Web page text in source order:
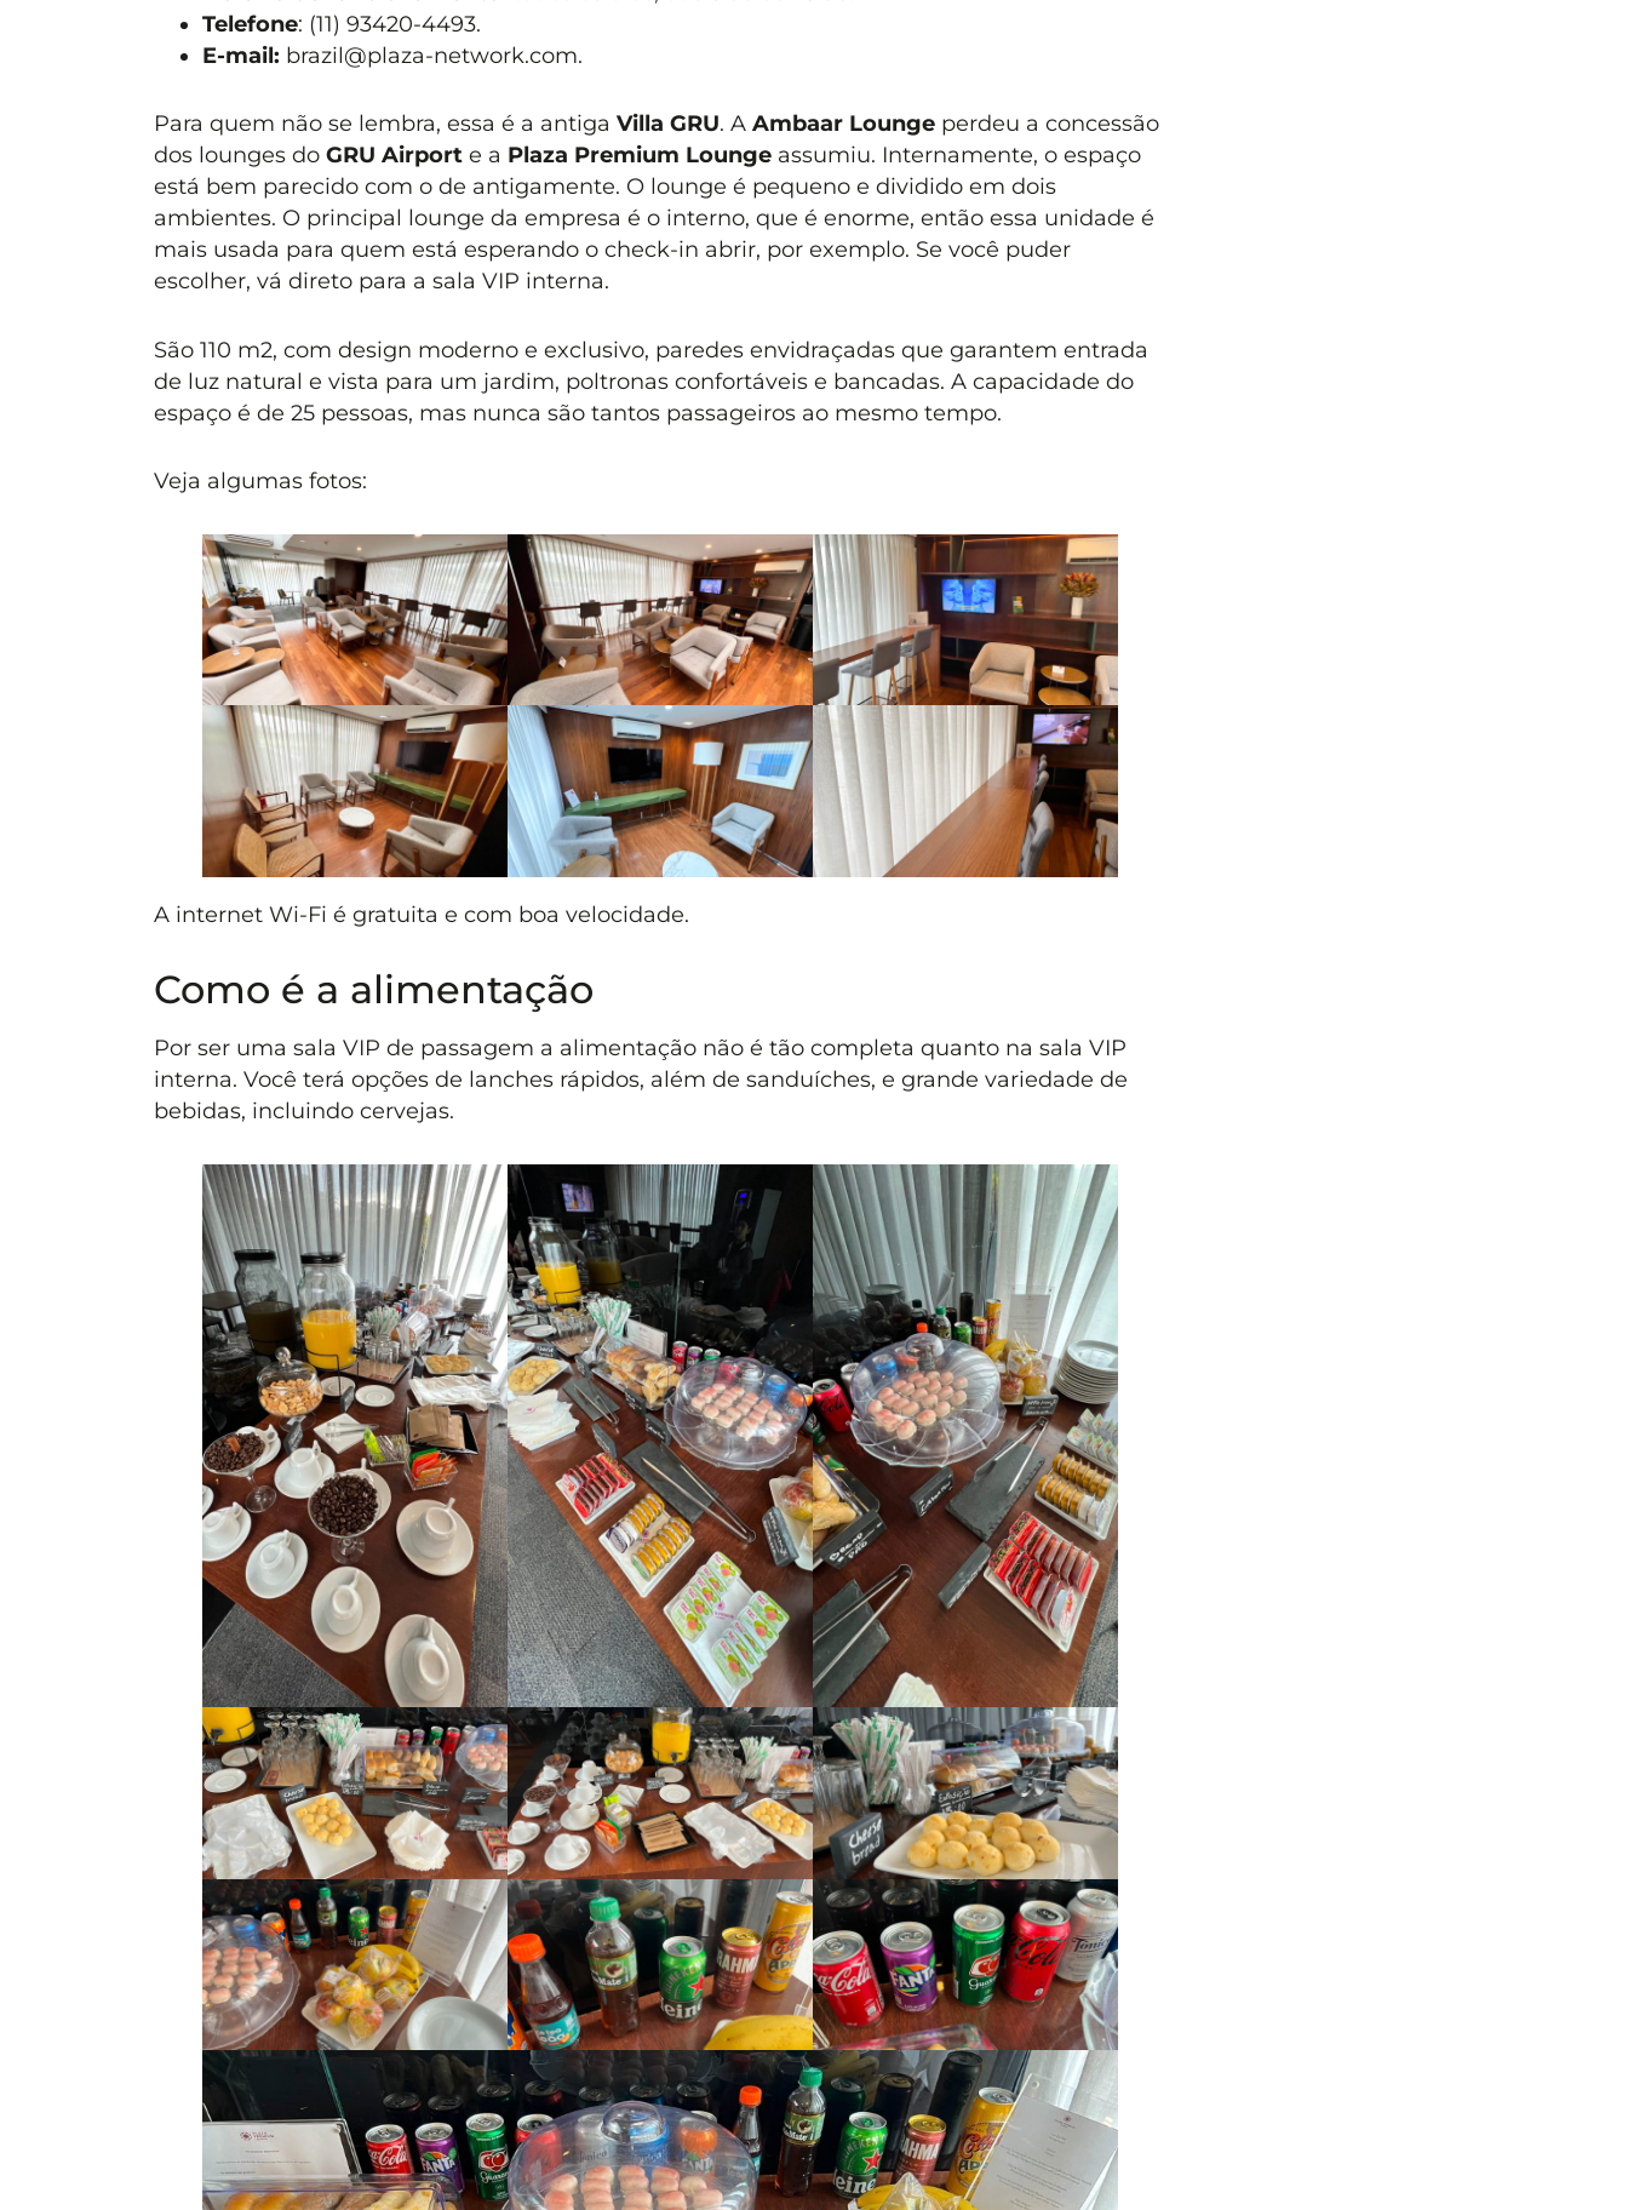
Telefone: (11) 93420-4493.
E-mail: brazil@plaza-network.com.
Para quem não se lembra, essa é a antiga Villa GRU. A Ambaar Loungeperdeu a concessão
dos lounges do GRU Airporte a Plaza Premium Loungeassumiu. Internamente, o espaço
está bem parecido com o de antigamente. O lounge é pequeno e dividido em dois
ambientes. O principal lounge da empresa é o interno, que é enorme, então essa unidade é
mais usada para quem está esperando o check-in abrir, por exemplo. Se você puder
escolher, vá direto para a sala VIP interna.
São 110 m2, com design moderno e exclusivo, paredes envidraçadas que garantem entrada
de luz natural e vista para um jardim, poltronas confortáveis e bancadas. A capacidade do
espaço é de 25 pessoas, mas nunca são tantos passageiros ao mesmo tempo.
Veja algumas fotos:
A internet Wi-Fi é gratuita e com boa velocidade.
Como é a alimentação
Por ser uma sala VIP de passagem a alimentação não é tão completa quanto na sala VIP
interna. Você terá opções de lanches rápidos, além de sanduíches, e grande variedade de
bebidas, incluindo cervejas.